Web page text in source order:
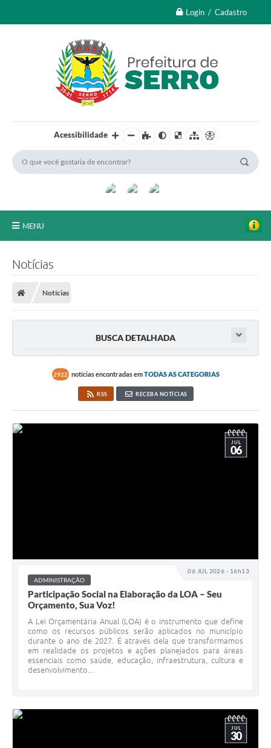
Login / Cadastro
Acessibilidade
MENU
Online
Plano Diretor Participativo de Serro/MG
Lei Aldir Blanc
Carta de Serviços
Emissão de Contracheque
Chamamento Público
Notícias
Notícias
BUSCA DETALHADA
2922 notícias encontradas emTODAS AS CATEGORIAS
RSS RECEBA NOTÍCIAS
06 JUL 2026 - 16h13
JUL
06
ADMINISTRAÇÃO
Participação Social na Elaboração da LOA – Seu
Orçamento, Sua Voz!
A Lei Orçamentária Anual (LOA) é o instrumento que define
como os recursos públicos serão aplicados no município
durante o ano de 2027. É através dela que transformamos
em realidade os projetos e ações planejados para áreas
essenciais como saúde, educação, infraestrutura, cultura e
desenvolvimento...
JUL
30